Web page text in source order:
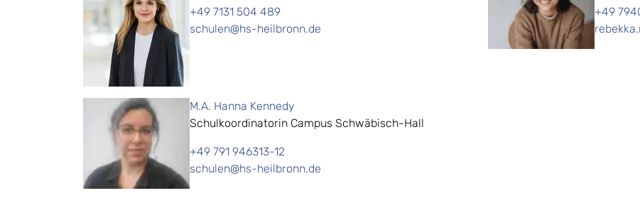
+49 7131 504 489
schulen@hs-heilbronn.de
+49
M.A. Hanna Kennedy
Schulkoordinatorin Campus Schwäbisch-Hall
+49 791 946313-12
schulen@hs-heilbronn.de